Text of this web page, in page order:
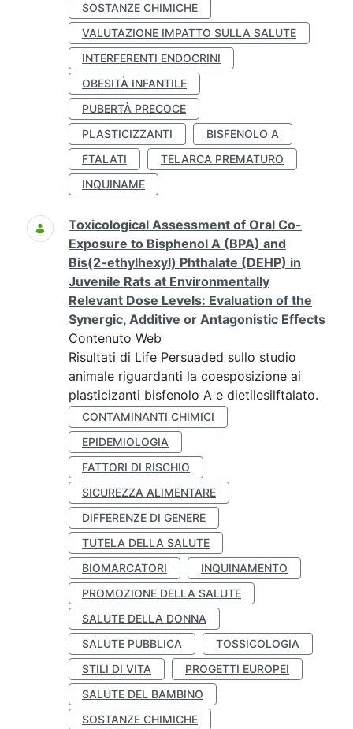
SOSTANZE CHIMICHE
VALUTAZIONE IMPATTO SULLA SALUTE
INTERFERENTI ENDOCRINI
OBESITÀ INFANTILE
PUBERTÀ PRECOCE
PLASTICIZZANTI
BISFENOLO A
FTALATI
TELARCA PREMATURO
INQUINAME
Toxicological Assessment of Oral Co-
Exposure to Bisphenol A (BPA) and
Bis(2-ethylhexyl) Phthalate (DEHP) in
Juvenile Rats at Environmentally
Relevant Dose Levels: Evaluation of the
Synergic, Additive or Antagonistic Effects
Contenuto Web
Risultati di Life Persuaded sullo studio
animale riguardanti la coesposizione ai
plasticizanti bisfenolo A e dietilesilftalato.
CONTAMINANTI CHIMICI
EPIDEMIOLOGIA
FATTORI DI RISCHIO
SICUREZZA ALIMENTARE
DIFFERENZE DI GENERE
TUTELA DELLA SALUTE
BIOMARCATORI
INQUINAMENTO
PROMOZIONE DELLA SALUTE
SALUTE DELLA DONNA
SALUTE PUBBLICA
TOSSICOLOGIA
STILI DI VITA
PROGETTI EUROPEI
SALUTE DEL BAMBINO
SOSTANZE CHIMICHE